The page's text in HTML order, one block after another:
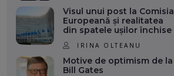
Visul unui post la Comisia
Europeană și realitatea
din spatele ușilor închise
IRINA OLTEANU
Motive de optimism de la
Bill Gates